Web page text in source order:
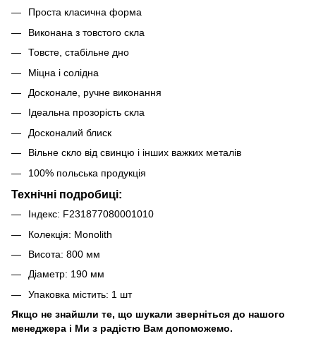
Проста класична форма
Виконана з товстого скла
Товсте, стабільне дно
Міцна і солідна
Досконале, ручне виконання
Ідеальна прозорість скла
Досконалий блиск
Вільне скло від свинцю і інших важких металів
100% польська продукція
Технічні подробиці:
Індекс: F231877080001010
Колекція: Monolith
Висота: 800 мм
Діаметр: 190 мм
Упаковка містить: 1 шт
Якщо не знайшли те, що шукали зверніться до нашого
менеджера і Ми з радістю Вам допоможемо.